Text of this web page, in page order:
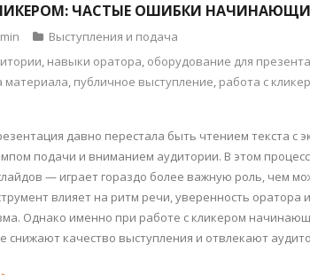
ЧАСТЫЕ ОШИБКИ
Выступления и подача
, навыки оратора, оборудование для
материала, публичное выступление, работа с
давно перестала быть чтением текста с
подачи и вниманием аудитории. В этом
— играет гораздо более важную роль, чем
влияет на ритм речи, уверенность оратора
Однако именно при работе с кликером
снижают качество выступления и отвлекают